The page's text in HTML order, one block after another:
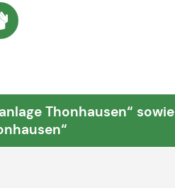
Thonhausen“ sowie